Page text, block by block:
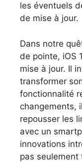
les éventuels
de mise à jour.
Dans notre
de pointe, iOS
mise à jour. Il
transformer
fonctionnalité
changements,
repousser les
avec un
innovations
pas